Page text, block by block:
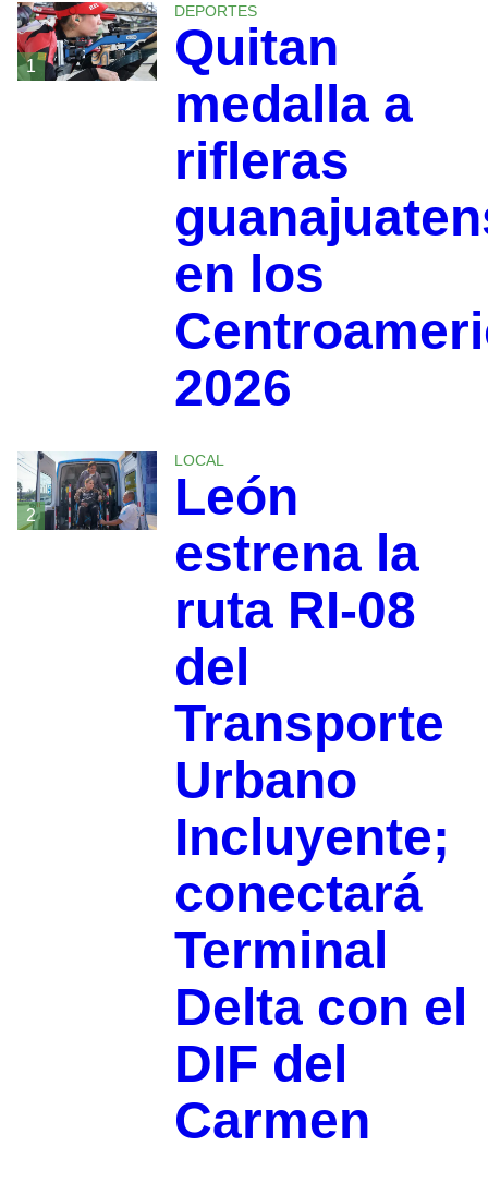
1
DEPORTES
Quitan
medalla a
rifleras
en los
2026
2
LOCAL
León
estrena la
ruta RI-08
del
Transporte
Urbano
Incluyente;
conectará
Terminal
Delta con el
DIF del
Carmen